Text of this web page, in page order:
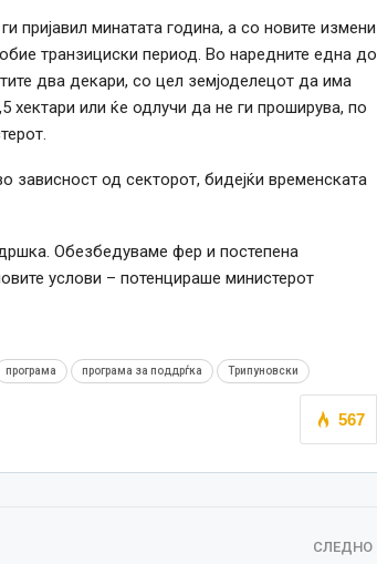
пријавил минатата година, а со новите измени
транзициски период. Во наредните една до
два декари, со цел земјоделецот да има
хектари или ќе одлучи да не ги проширува, по
зависност од секторот, бидејќи временската
Обезбедуваме фер и постепена
услови – потенцираше министерот
програма програма за поддрѓка Трипуновски
567
СЛЕДНО